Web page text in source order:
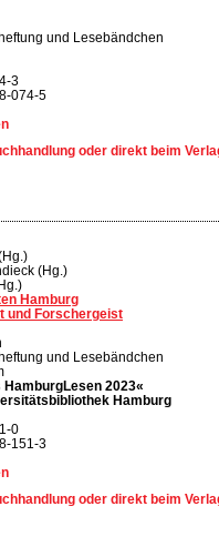
und Lesebändchen
3
074-5
oder direkt beim
(Hg.)
Hamburg
und Forschergeist
und Lesebändchen
2023«
Hamburg
0
151-3
oder direkt beim